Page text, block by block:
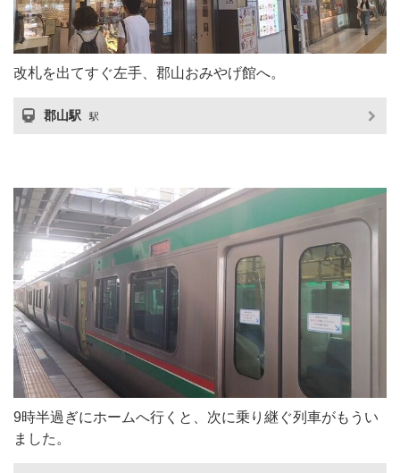
改札を出てすぐ左手、郡山おみやげ館へ。
郡山駅 駅
9時半過ぎにホームへ行くと、次に乗り継ぐ列車がもうい
ました。